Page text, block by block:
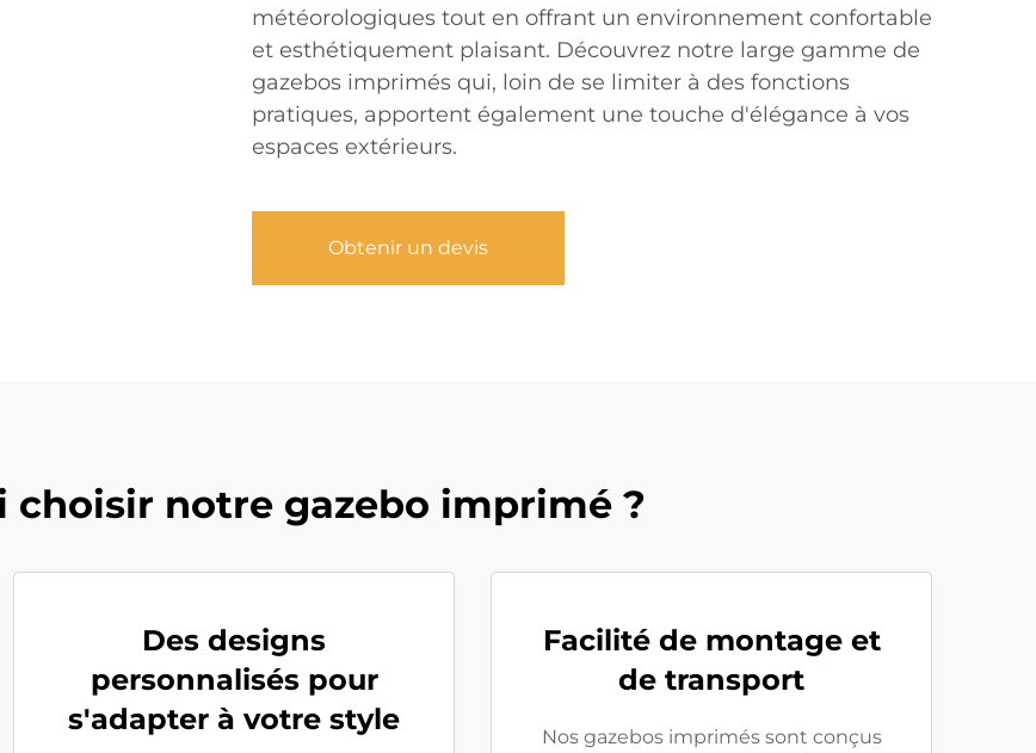
météorologiques tout en offrant un environnement confortable
et esthétiquement plaisant. Découvrez notre large gamme de
gazebos imprimés qui, loin de se limiter à des fonctions
pratiques, apportent également une touche d'élégance à vos
espaces extérieurs.
Obtenir un devis
choisir notre gazebo imprimé ?
Des designs
personnalisés pour
s'adapter à votre style
Facilité de montage et
de transport
Nos gazebos imprimés sont conçus